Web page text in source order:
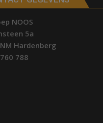
NOOS
5a
Hardenberg
788